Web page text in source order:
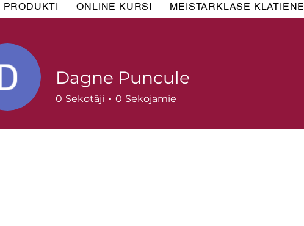
PRODUKTI ONLINE KURSI MEISTARKLASE KLĀTIENĒ
Dagne Puncule
0 Sekotāji 0 Sekojamie